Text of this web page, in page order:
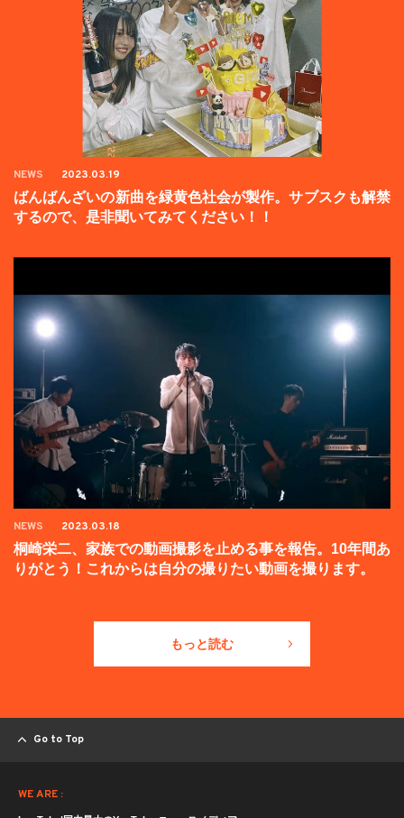
NEWS 2023.03.19
ばんばんざいの新曲を緑黄色社会が製作。サブスクも解禁
するので、是非聞いてみてください！！
NEWS 2023.03.18
桐崎栄二、家族での動画撮影を止める事を報告。10年間あ
りがとう！これからは自分の撮りたい動画を撮ります。
もっと読む
Go to Top
WE ARE :